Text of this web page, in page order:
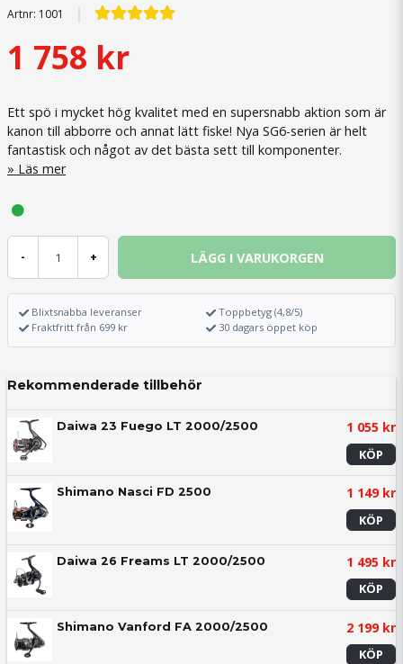
Artnr: 1001
1 758 kr
Ett spö i mycket hög kvalitet med en supersnabb aktion som är
kanon till abborre och annat lätt fiske! Nya SG6-serien är helt
fantastisk och något av det bästa sett till komponenter.
Läs mer
- + LÄGG I VARUKORGEN
Blixtsnabba leveranser
Fraktfritt från 699 kr
Toppbetyg (4,8/5)
30 dagars öppet köp
Rekommenderade tillbehör
Daiwa 23 Fuego LT 2000/2500 1 055 kr
KÖP
Shimano Nasci FD 2500 1 149 kr
KÖP
Daiwa 26 Freams LT 2000/2500 1 495 kr
KÖP
Shimano Vanford FA 2000/2500 2 199 kr
KÖP